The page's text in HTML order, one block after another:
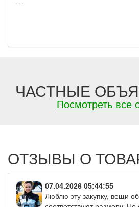
ЧАСТНЫЕ
Посмотреть все
ОТЗЫВЫ О
07.04.2026 05:44:55
Люблю эту закупку, вещи